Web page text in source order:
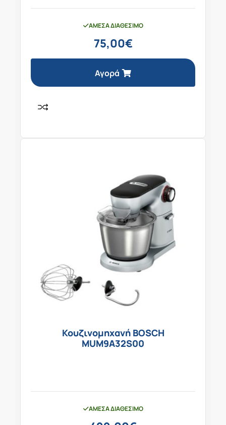
ΆΜΕΣΑ ΔΙΑΘΈΣΙΜΟ
75,00€
Αγορά
Κουζινομηχανή BOSCH
MUM9A32S00
ΆΜΕΣΑ ΔΙΑΘΈΣΙΜΟ